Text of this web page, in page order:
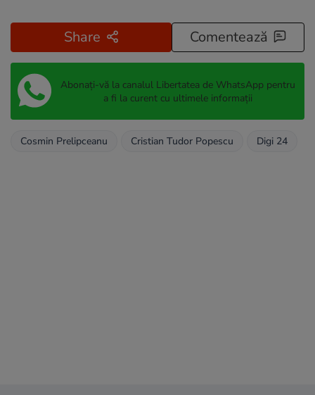
Share Comentează
Abonați-vă la canalul Libertatea de WhatsApp pentru
a fi la curent cu ultimele informații
Cosmin Prelipceanu Cristian Tudor Popescu Digi 24